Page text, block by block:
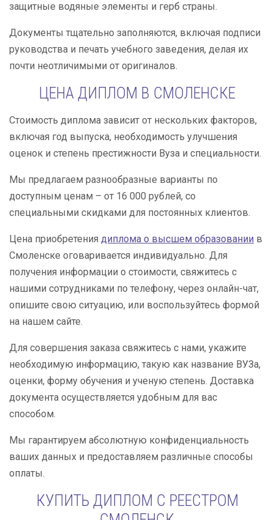
защитные водяные элементы и герб страны.
Документы тщательно заполняются, включая подписи
руководства и печать учебного заведения, делая их
почти неотличимыми от оригиналов.
ЦЕНА ДИПЛОМ В СМОЛЕНСКЕ
Стоимость диплома зависит от нескольких факторов,
включая год выпуска, необходимость улучшения
оценок и степень престижности Вуза и специальности.
Мы предлагаем разнообразные варианты по
доступным ценам – от 16 000 рублей, со
специальными скидками для постоянных клиентов.
Цена приобретения диплома о высшем образовании в
Смоленске оговаривается индивидуально. Для
получения информации о стоимости, свяжитесь с
нашими сотрудниками по телефону, через онлайн-чат,
опишите свою ситуацию, или воспользуйтесь формой
на нашем сайте.
Для совершения заказа свяжитесь с нами, укажите
необходимую информацию, такую как название ВУЗа,
оценки, форму обучения и ученую степень. Доставка
документа осуществляется удобным для вас
способом.
Мы гарантируем абсолютную конфиденциальность
ваших данных и предоставляем различные способы
оплаты.
КУПИТЬ ДИПЛОМ С РЕЕСТРОМ